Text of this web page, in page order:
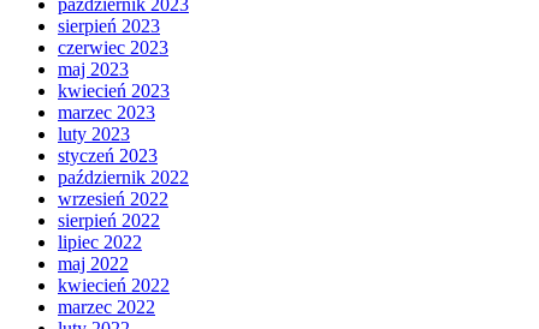
październik 2023
sierpień 2023
czerwiec 2023
maj 2023
kwiecień 2023
marzec 2023
luty 2023
styczeń 2023
październik 2022
wrzesień 2022
sierpień 2022
lipiec 2022
maj 2022
kwiecień 2022
marzec 2022